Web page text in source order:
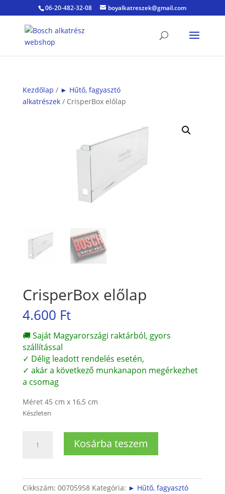
06-20-482-32-08 boyalkatreszek@gmail.com
Kezdőlap / ► Hűtő, fagyasztó
alkatrészek/ CrisperBox előlap
CrisperBox előlap
4.600 Ft
🚚 Saját Magyarországi raktárból, gyors
szállítással
✓ Délig leadott rendelés esetén,
✓ akár a következő munkanapon megérkezhet
a csomag
Méret 45 cm x 16,5 cm
Készleten
előlap
Kosárba teszem
Cikkszám: 00705958 Kategória: ► Hűtő, fagyasztó